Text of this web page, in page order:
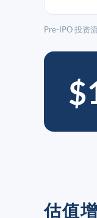
Pre-IPO 投资
估值